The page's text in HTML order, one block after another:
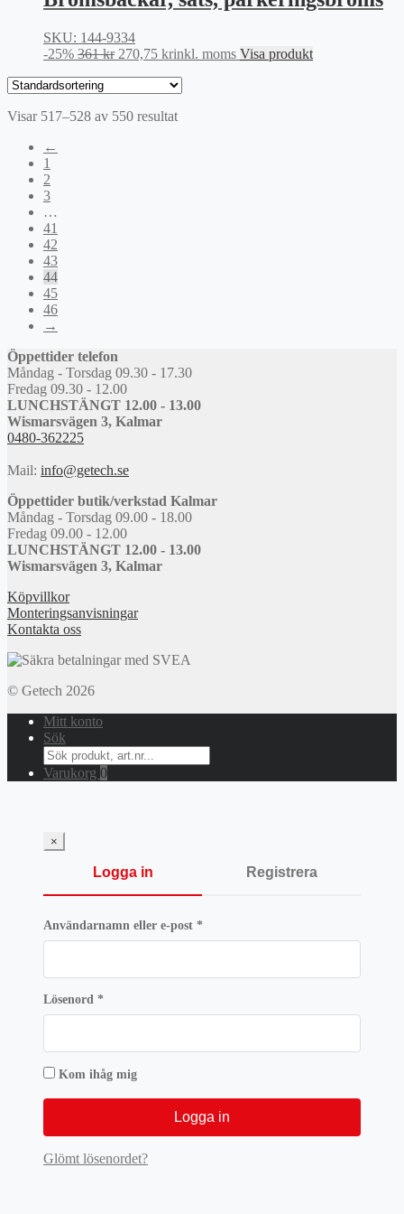
440 kr.330 kr.
SKU: 144-9334
-25% 361kr Det
361 kr.
270,75 krDet
priset
270,75 kr.
inkl. moms Visa produkt
Visar 517–528 av 550 resultat
←
1
2
3
…
41
42
43
44
45
46
→
Öppettider telefon
Måndag - Torsdag 09.30 - 17.30
Fredag 09.30 - 12.00
LUNCHSTÄNGT 12.00 - 13.00
Wismarsvägen 3, Kalmar
0480-362225
Mail: info@getech.se
Öppettider butik/verkstad Kalmar
Måndag - Torsdag 09.00 - 18.00
Fredag 09.00 - 12.00
LUNCHSTÄNGT 12.00 - 13.00
Wismarsvägen 3, Kalmar
Köpvillkor
Monteringsanvisningar
Kontakta oss
© Getech 2026
Mitt konto
Sök
Search
for:
Varukorg 0
×
Logga in Registrera
Användarnamn eller e-post *Obligatoriskt
Lösenord *Obligatoriskt
Kom ihåg mig
Logga in
Glömt lösenordet?